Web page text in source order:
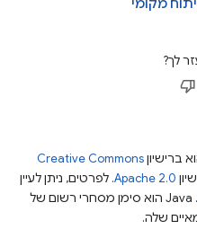
Creative Commons
Apache 2.0. לפרטים, ניתן לעיין
.‏ Java הוא סימן מסחרי רשום של